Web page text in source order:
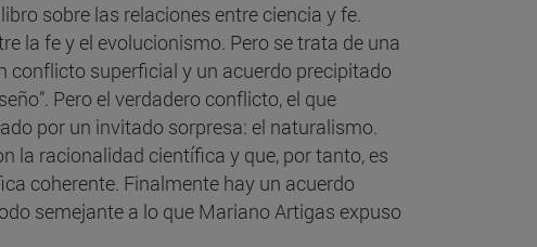
sobre las relaciones entre ciencia y fe.
la fe y el evolucionismo. Pero se trata de una
superficial y un acuerdo precipitado
Pero el verdadero conflicto, el que
por un invitado sorpresa: el naturalismo.
la racionalidad científica y que, por tanto, es
coherente. Finalmente hay un acuerdo
semejante a lo que Mariano Artigas expuso